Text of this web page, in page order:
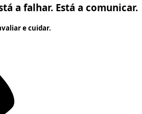
a falhar. Está a comunicar.
e cuidar.